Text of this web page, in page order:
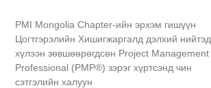
PMI Mongolia Chapter-ийн эрхэм гишүүн
Цогтгэрэлийн Хишигжаргалд дэлхий нийтэд
хүлээн зөвшөөрөгдсөн Project Management
Professional (PMP®) зэрэг хүртсэнд чин
сэтгэлийн халуун